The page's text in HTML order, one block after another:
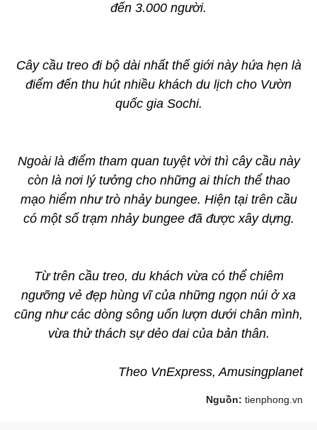
đến 3.000 người.
Cây cầu treo đi bộ dài nhất thế giới này hứa hẹn là
điểm đến thu hút nhiều khách du lịch cho Vườn
quốc gia Sochi.
Ngoài là điểm tham quan tuyệt vời thì cây cầu này
còn là nơi lý tưởng cho những ai thích thể thao
mạo hiểm như trò nhảy bungee. Hiện tại trên cầu
có một số trạm nhảy bungee đã được xây dựng.
Từ trên cầu treo, du khách vừa có thể chiêm
ngưỡng vẻ đẹp hùng vĩ của những ngọn núi ở xa
cũng như các dòng sông uốn lượn dưới chân mình,
vừa thử thách sự dẻo dai của bản thân.
Theo VnExpress, Amusingplanet
Nguồn: tienphong.vn